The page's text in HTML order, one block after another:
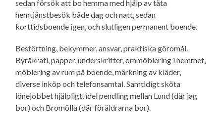
sedan försök att bo hemma med hjälp av täta
hemtjänstbesök både dag och natt, sedan
korttidsboende igen, och slutligen permanent boende.
Bestörtning, bekymmer, ansvar, praktiska göromål.
Byråkrati, papper, underskrifter, ommöblering i hemmet,
möblering av rum på boende, märkning av kläder,
diverse inköp och telefonsamtal. Samtidigt sköta
lönejobbet hjälpligt, idel pendling mellan Lund (där jag
bor) och Bromölla (där föräldrarna bor).